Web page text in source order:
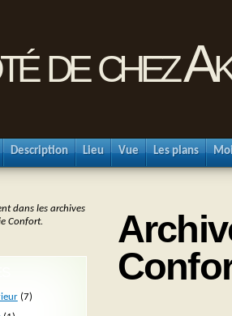
de chez
Description Lieu Vue Les plans
dans les archives
Confort.
(7)